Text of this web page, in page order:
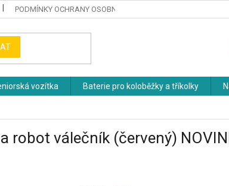
PODMÍNKY OCHRANY OSOBNÍCH ÚDAJŮ OBCHODNÍ
vozítka Baterie pro koloběžky a tříkolky
robot válečník (červený)